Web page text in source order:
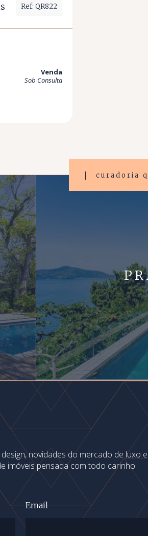
Ref: QR822
Venda
Sob Consulta
curadoria
novidades do mercado de luxo e
imóveis pensada com todo carinho
Email